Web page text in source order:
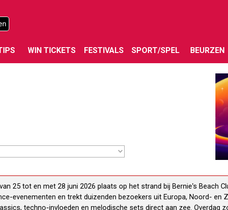
Menu overslaan
WIN TICKETS FESTIVALS SPORT/SPEL BEURZEN
25 tot en met 28 juni 2026 plaats op het strand bij Bernie's Beach
evenementen en trekt duizenden bezoekers uit Europa, Noord- en
techno-invloeden en melodische sets direct aan zee. Overdag